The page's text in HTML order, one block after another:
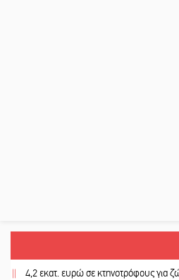
4,2 εκατ. ευρώ σε κτηνοτρόφους για ζώα